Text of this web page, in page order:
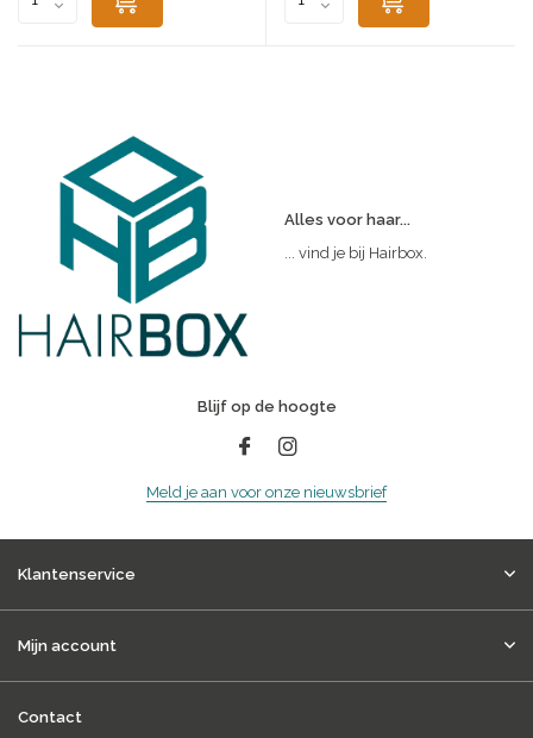
Alles voor haar...
... vind je bij Hairbox.
Blijf op de hoogte
Meld je aan voor onze nieuwsbrief
Klantenservice
Mijn account
Contact